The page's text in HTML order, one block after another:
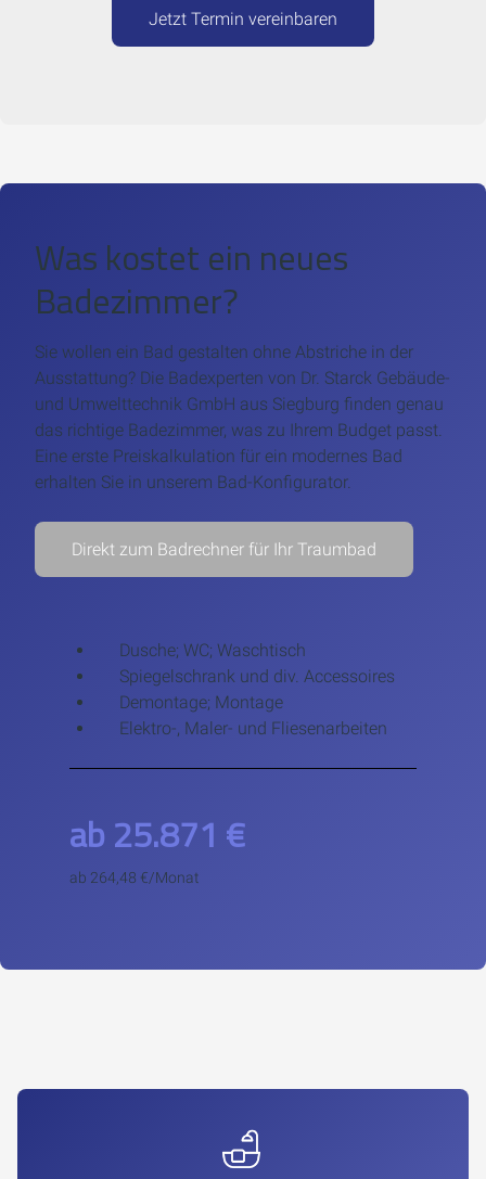
Jetzt Termin vereinbaren
Was kostet ein neues
Badezimmer?
Sie wollen ein Bad gestalten ohne Abstriche in der
Ausstattung? Die Badexperten von Dr. Starck Gebäude-
und Umwelttechnik GmbH aus Siegburg finden genau
das richtige Badezimmer, was zu Ihrem Budget passt.
Eine erste Preiskalkulation für ein modernes Bad
erhalten Sie in unserem Bad-Konfigurator.
Direkt zum Badrechner für Ihr Traumbad
Dusche; WC; Waschtisch
Spiegelschrank und div. Accessoires
Demontage; Montage
Elektro-, Maler- und Fliesenarbeiten
ab 25.871 €
ab 264,48 €/Monat